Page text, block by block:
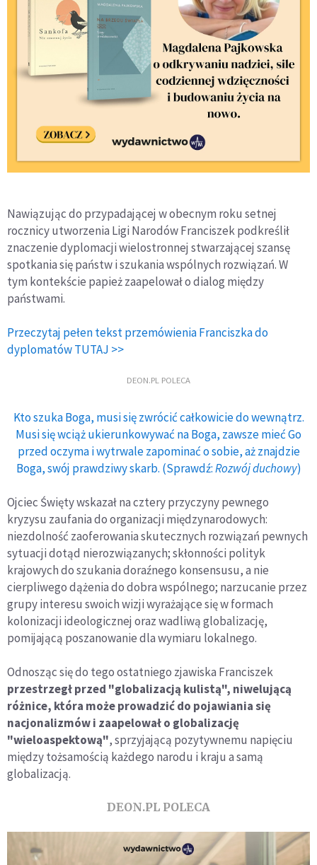
Nawiązując do przypadającej w obecnym roku setnej
rocznicy utworzenia Ligi Narodów Franciszek podkreślił
znaczenie dyplomacji wielostronnej stwarzającej szansę
spotkania się państw i szukania wspólnych rozwiązań. W
tym kontekście papież zaapelował o dialog między
państwami.
Przeczytaj pełen tekst przemówienia Franciszka do
dyplomatów TUTAJ >>
DEON.PL POLECA
Kto szuka Boga, musi się zwrócić całkowicie do wewnątrz.
Musi się wciąż ukierunkowywać na Boga, zawsze mieć Go
przed oczyma i wytrwale zapominać o sobie, aż znajdzie
Boga, swój prawdziwy skarb. (Sprawdź:Rozwój duchowy)
Ojciec Święty wskazał na cztery przyczyny pewnego
kryzysu zaufania do organizacji międzynarodowych:
niezdolność zaoferowania skutecznych rozwiązań pewnych
sytuacji dotąd nierozwiązanych; skłonności polityk
krajowych do szukania doraźnego konsensusu, a nie
cierpliwego dążenia do dobra wspólnego; narzucanie przez
grupy interesu swoich wizji wyrażające się w formach
kolonizacji ideologicznej oraz wadliwą globalizację,
pomijającą poszanowanie dla wymiaru lokalnego.
Odnosząc się do tego ostatniego zjawiska Franciszek
przestrzegł przed "globalizacją kulistą", niwelującą
różnice, która może prowadzić do pojawiania się
nacjonalizmów i zaapelował o globalizację
"wieloaspektową", sprzyjającą pozytywnemu napięciu
między tożsamością każdego narodu i kraju a samą
globalizacją.
DEON.PL POLECA